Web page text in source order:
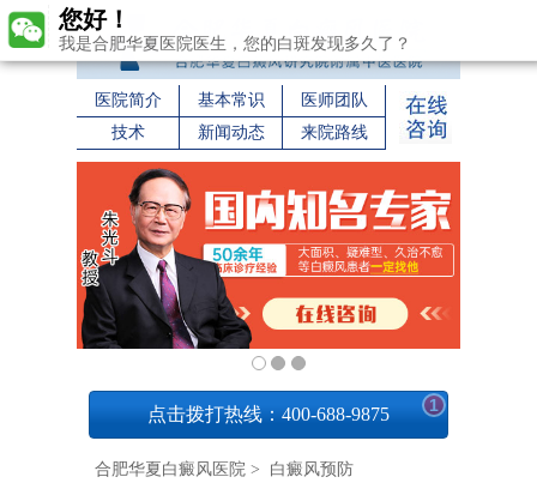
医院简介 基本常识
医师团队
技术
新闻动态 来院路线
点击拨打热线：400-688-9875 1
合肥华夏白癜风医院 > 白癜风预防
您好！
我是合肥华夏医院医生，您的白斑发现多久了？